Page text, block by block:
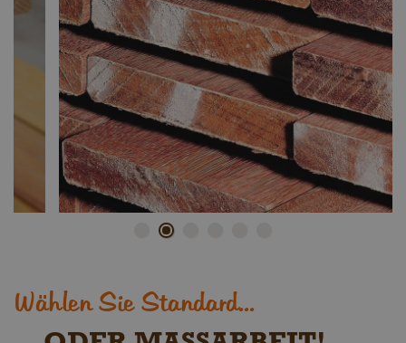
Wählen Sie Standard...